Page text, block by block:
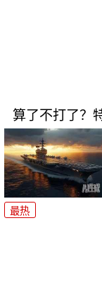
算了不打了？
最热